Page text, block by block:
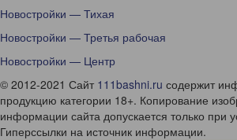
Новостройки — Тихая
Новостройки — Третья рабочая
Новостройки — Центр
© 2012-2021 Сайт 111bashni.ru содержит
продукцию категории 18+. Копирование
информации сайта допускается только при
Гиперссылки на источник информации.